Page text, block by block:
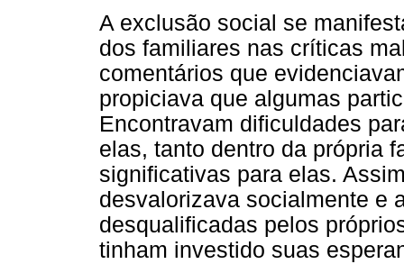
A exclusão social se
dos familiares nas críticas
comentários que
propiciava que algumas
Encontravam dificuldades
elas, tanto dentro da própria
significativas para elas.
desvalorizava socialmente e
desqualificadas pelos
tinham investido suas